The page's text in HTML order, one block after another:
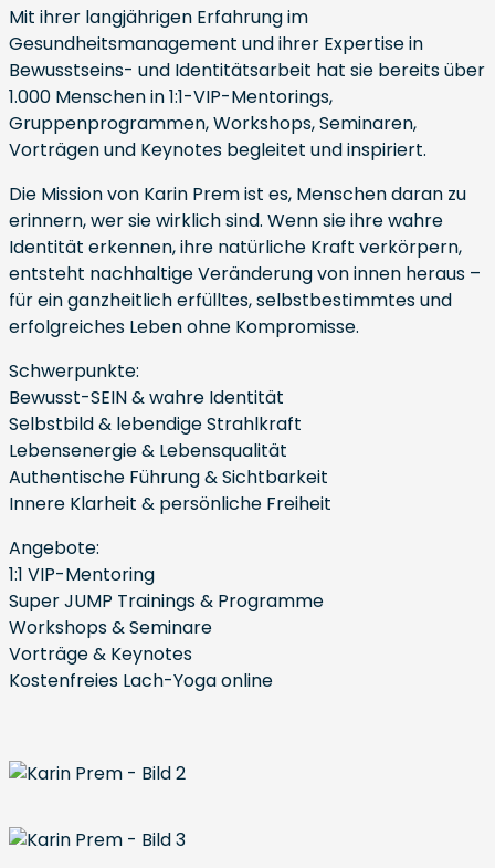
Mit ihrer langjährigen Erfahrung im
Gesundheitsmanagement und ihrer Expertise in
Bewusstseins- und Identitätsarbeit hat sie bereits über
1.000 Menschen in 1:1-VIP-Mentorings,
Gruppenprogrammen, Workshops, Seminaren,
Vorträgen und Keynotes begleitet und inspiriert.
Die Mission von Karin Prem ist es, Menschen daran zu
erinnern, wer sie wirklich sind. Wenn sie ihre wahre
Identität erkennen, ihre natürliche Kraft verkörpern,
entsteht nachhaltige Veränderung von innen heraus –
für ein ganzheitlich erfülltes, selbstbestimmtes und
erfolgreiches Leben ohne Kompromisse.
Schwerpunkte:
Bewusst-SEIN & wahre Identität
Selbstbild & lebendige Strahlkraft
Lebensenergie & Lebensqualität
Authentische Führung & Sichtbarkeit
Innere Klarheit & persönliche Freiheit
Angebote:
1:1 VIP-Mentoring
Super JUMP Trainings & Programme
Workshops & Seminare
Vorträge & Keynotes
Kostenfreies Lach-Yoga online